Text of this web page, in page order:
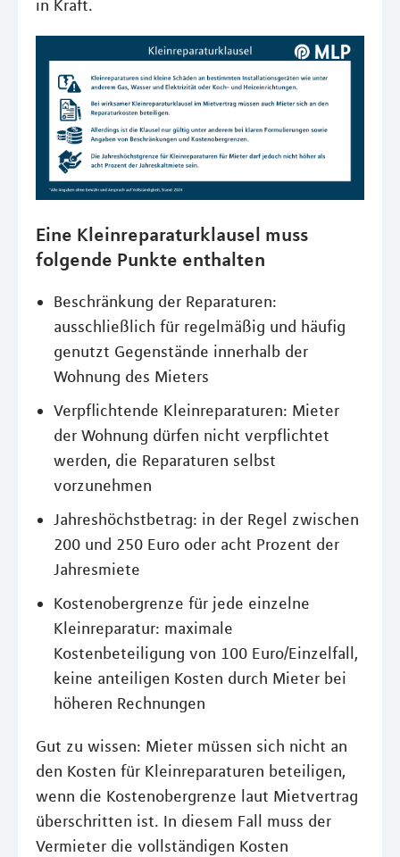
in Kraft.
Eine Kleinreparaturklausel muss
folgende Punkte enthalten
Beschränkung der Reparaturen:
ausschließlich für regelmäßig und häufig
genutzt Gegenstände innerhalb der
Wohnung des Mieters
Verpflichtende Kleinreparaturen: Mieter
der Wohnung dürfen nicht verpflichtet
werden, die Reparaturen selbst
vorzunehmen
Jahreshöchstbetrag: in der Regel zwischen
200 und 250 Euro oder acht Prozent der
Jahresmiete
Kostenobergrenze für jede einzelne
Kleinreparatur: maximale
Kostenbeteiligung von 100 Euro/Einzelfall,
keine anteiligen Kosten durch Mieter bei
höheren Rechnungen
Gut zu wissen: Mieter müssen sich nicht an
den Kosten für Kleinreparaturen beteiligen,
wenn die Kostenobergrenze laut Mietvertrag
überschritten ist. In diesem Fall muss der
Vermieter die vollständigen Kosten